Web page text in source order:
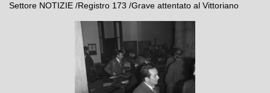
Settore NOTIZIE /Registro 173 /Grave attentato al Vittoriano